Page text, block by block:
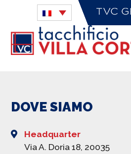
DOVE SIAMO
Headquarter
Via A. Doria 18, 20035